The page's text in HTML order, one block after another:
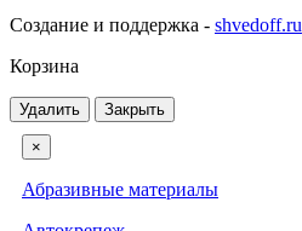
Создание и поддержка - shvedoff.ru
Корзина
Удалить Закрыть
×
Абразивные материалы